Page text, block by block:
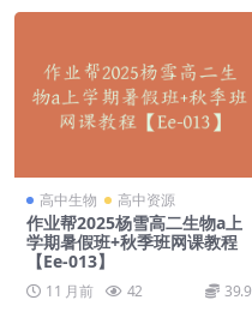
高中生物 高中资源
作业帮2025杨雪高二生物a上
学期暑假班+秋季班网课教程
【Ee-013】
11 月前 42 39.9